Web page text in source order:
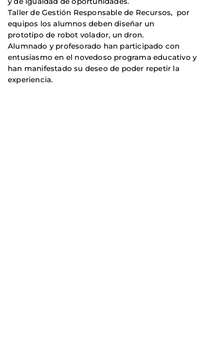
Taller de Gestión Responsable de Recursos, por
equipos los alumnos deben diseñar un
prototipo de robot volador, un dron.
Alumnado y profesorado han participado con
entusiasmo en el novedoso programa educativo y
han manifestado su deseo de poder repetir la
experiencia.